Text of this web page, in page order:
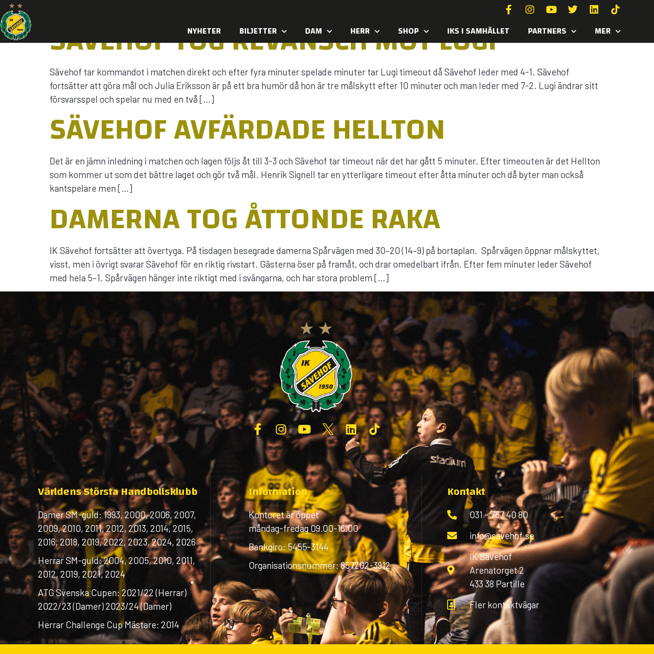
NYHETER BILJETTER DAM HERR SHOP IKS I SAMHÄLLET PARTNERS MER
SÄVEHOF TOG REVANSCH MOT LUGI
Sävehof tar kommandot i matchen direkt och efter fyra minuter spelade minuter tar Lugi timeout då Sävehof leder med 4-1. Sävehof
fortsätter att göra mål och Julia Eriksson är på ett bra humör då hon är tre målskytt efter 10 minuter och man leder med 7-2. Lugi ändrar sitt
försvarsspel och spelar nu med en två […]
SÄVEHOF AVFÄRDADE HELLTON
Det är en jämn inledning i matchen och lagen följs åt till 3-3 och Sävehof tar timeout när det har gått 5 minuter. Efter timeouten är det Hellton
som kommer ut som det bättre laget och gör två mål. Henrik Signell tar en ytterligare timeout efter åtta minuter och då byter man också
kantspelare men […]
DAMERNA TOG ÅTTONDE RAKA
IK Sävehof fortsätter att övertyga. På tisdagen besegrade damerna Spårvägen med 30–20 (14–9) på bortaplan. Spårvägen öppnar målskyttet,
visst, men i övrigt svarar Sävehof för en riktig rivstart. Gästerna öser på framåt, och drar omedelbart ifrån. Efter fem minuter leder Sävehof
med hela 5–1. Spårvägen hänger inte riktigt med i svängarna, och har stora problem […]
Världens Största Handbollsklubb
Damer SM-guld: 1993, 2000, 2006, 2007,
2009, 2010, 2011, 2012, 2013, 2014, 2015,
2016, 2018, 2019, 2022, 2023, 2024, 2026
Herrar SM-guld: 2004, 2005, 2010, 2011,
2012, 2019, 2021, 2024
ATG Svenska Cupen: 2021/22 (Herrar)
2022/23 (Damer) 2023/24 (Damer)
Herrar Challenge Cup Mästare: 2014
Information
Kontoret är öppet
måndag-fredag 09.00-16.00
Bankgiro: 5455-3144
Organisationsnummer: 857202-3912
Kontakt
031 - 757 40 80
info@savehof.se
IK Sävehof
Arenatorget 2
433 38 Partille
Fler kontaktvägar